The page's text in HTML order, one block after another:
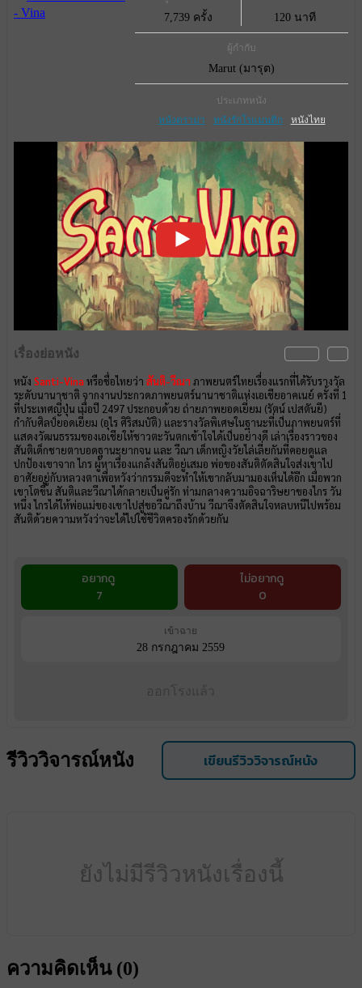
7,739 ครั้ง 120 นาที
ผู้กำกับ
Marut (มารุต)
ประเภทหนัง
หนังดราม่า
หนังรักโรแมนติก หนังไทย
เรื่องย่อหนัง
หนัง Santi-Vinaหรือชื่อไทยว่า สันติ-วีณาภาพยนตร์ไทยเรื่องแรกที่ได้รับรางวัล
ระดับนานาชาติ จากงานประกวดภาพยนตร์นานาชาติแห่งเอเชียอาคเนย์ ครั้งที่ 1
ที่ประเทศญี่ปุ่น เมื่อปี 2497 ประกอบด้วย ถ่ายภาพยอดเยี่ยม (รัตน์ เปสตันยี)
กำกับศิลป์ยอดเยี่ยม (อุไร ศิริสมบัติ) และรางวัลพิเศษในฐานะที่เป็นภาพยนตร์ที่
แสดงวัฒนธรรมของเอเชียให้ชาวตะวันตกเข้าใจได้เป็นอย่างดี เล่าเรื่องราวของ
สันติเด็กชายตาบอดฐานะยากจน และ วีณา เด็กหญิงวัยไล่เลี่ยกันที่คอยดูแล
ปกป้องเขาจาก ไกร ผู้หาเรื่องแกล้งสันติอยู่เสมอ พ่อของสันติตัดสินใจส่งเขาไป
อาศัยอยู่กับหลวงตาเพื่อหวังว่ากรรมดีจะทำให้เขากลับมามองเห็นได้อีก เมื่อพวก
เขาโตขึ้น สันติและวีณาได้กลายเป็นคู่รัก ท่ามกลางความอิจฉาริษยาของไกร วัน
หนึ่ง ไกรได้ให้พ่อแม่ของเขาไปสู่ขอวีณาถึงบ้าน วีณาจึงตัดสินใจหลบหนีไปพร้อม
สันติด้วยความหวังว่าจะได้ไปใช้ชีวิตครองรักด้วยกัน
อยากดู
7
ไม่อยากดู
0
เข้าฉาย
28 กรกฎาคม 2559
รีวิววิจารณ์หนัง เขียนรีวิววิจารณ์หนัง
ยังไม่มีรีวิวหนังเรื่องนี้
ความคิดเห็น (0)